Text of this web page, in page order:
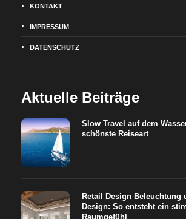
KONTAKT
IMPRESSUM
DATENSCHUTZ
Aktuelle Beiträge
Slow Travel auf dem
schönste Reiseart
Retail Design Beleuchtung
Design: So entsteht ein
Raumgefühl